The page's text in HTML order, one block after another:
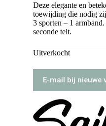
Deze elegante en
toewijding die nodig
3 sporten – 1
seconde telt.
Uitverkocht
E-mail bij nieuwe